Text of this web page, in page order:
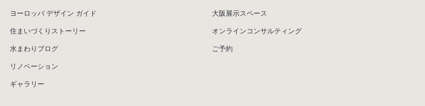
ヨーロッパ デザイン ガイド
住まいづくりストーリー
水まわりブログ
リノベーション
ギャラリー
大阪展示スペース
オンラインコンサルティング
ご予約